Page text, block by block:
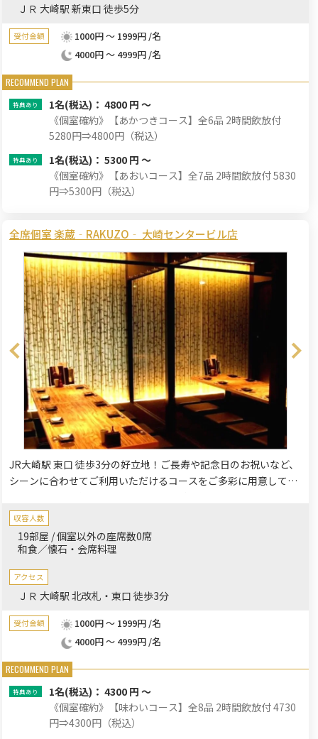
ＪＲ 大崎駅 新東口 徒歩5分
受付金額
1000円 ～ 1999円 /名
4000円 ～ 4999円 /名
1名(税込)： 4800 円 ～
《個室確約》【あかつきコース】全6品 2時間飲放付
5280円⇒4800円（税込）
1名(税込)： 5300 円 ～
《個室確約》【あおいコース】全7品 2時間飲放付 5830
円⇒5300円（税込）
全席個室 楽蔵‐RAKUZO‐ 大崎センタービル店
JR大崎駅 東口 徒歩3分の好立地！ご長寿や記念日のお祝いなど、
シーンに合わせてご利用いただけるコースをご多彩に用意してお
落ち着いたプライベートな個室空間で周りを気にすることなくご
ゆるりとお過ごしください。
収容人数
19部屋 / 個室以外の座席数0席
和食／懐石・会席料理
アクセス
ＪＲ 大崎駅 北改札・東口 徒歩3分
受付金額
1000円 ～ 1999円 /名
4000円 ～ 4999円 /名
1名(税込)： 4300 円 ～
《個室確約》【味わいコース】全8品 2時間飲放付 4730
円⇒4300円（税込）